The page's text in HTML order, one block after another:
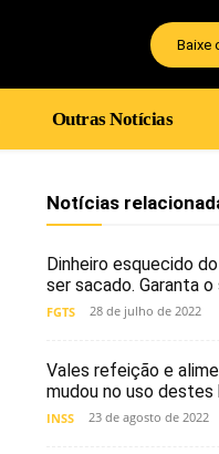
Baixe
Outras Notícias
Notícias
Dinheiro esquecido
ser sacado. Garanta o
FGTS 28 de julho de 2022
Vales refeição e
mudou no uso
INSS 23 de agosto de 2022